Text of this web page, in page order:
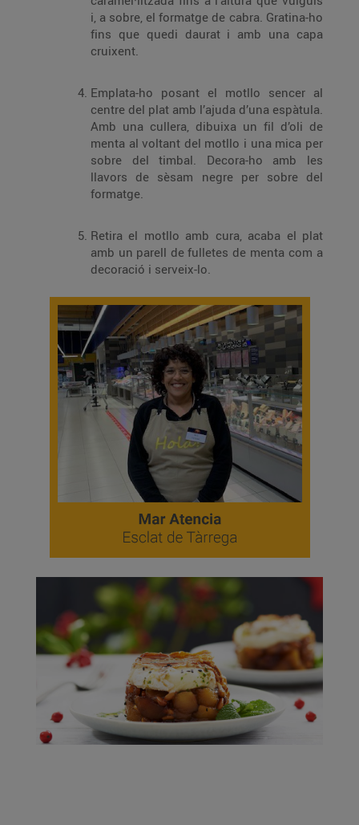
i, a sobre, el formatge de cabra. Gratina-ho
fins que quedi daurat i amb una capa
cruixent.
Emplata-ho posant el motllo sencer al
centre del plat amb l’ajuda d’una espàtula.
Amb una cullera, dibuixa un fil d’oli de
menta al voltant del motllo i una mica per
sobre del timbal. Decora-ho amb les
llavors de sèsam negre per sobre del
formatge.
Retira el motllo amb cura, acaba el plat
amb un parell de fulletes de menta com a
decoració i serveix-lo.